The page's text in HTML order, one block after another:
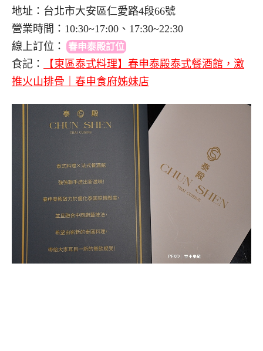
地址：台北市大安區仁愛路4段66號
營業時間：10:30~17:00、17:30~22:30
線上訂位 ： 春申泰殿訂位
食記：
【東區泰式料理】春申泰殿泰式餐酒館，激
推火山排骨｜春申食府姊妹店